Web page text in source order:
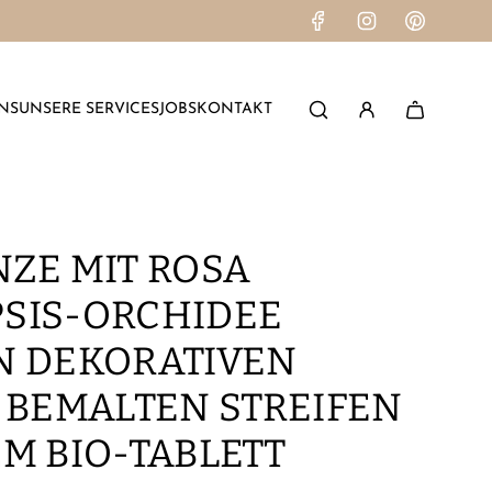
UNSERE SERVICESJOBSKONTAKT
MIT ROSA
ORCHIDEE
DEKORATIVEN
STREIFEN
BIO-TABLETT